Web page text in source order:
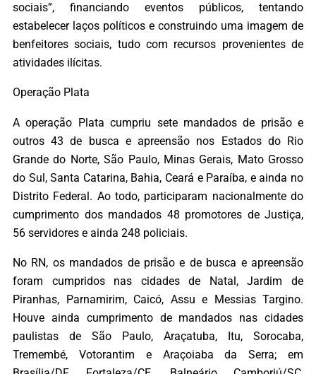
sociais”, financiando eventos públicos, tentando
estabelecer laços políticos e construindo uma imagem de
benfeitores sociais, tudo com recursos provenientes de
atividades ilícitas.
Operação Plata
A operação Plata cumpriu sete mandados de prisão e
outros 43 de busca e apreensão nos Estados do Rio
Grande do Norte, São Paulo, Minas Gerais, Mato Grosso
do Sul, Santa Catarina, Bahia, Ceará e Paraíba, e ainda no
Distrito Federal. Ao todo, participaram nacionalmente do
cumprimento dos mandados 48 promotores de Justiça,
56 servidores e ainda 248 policiais.
No RN, os mandados de prisão e de busca e apreensão
foram cumpridos nas cidades de Natal, Jardim de
Piranhas, Parnamirim, Caicó, Assu e Messias Targino.
Houve ainda cumprimento de mandados nas cidades
paulistas de São Paulo, Araçatuba, Itu, Sorocaba,
Tremembé, Votorantim e Araçoiaba da Serra; em